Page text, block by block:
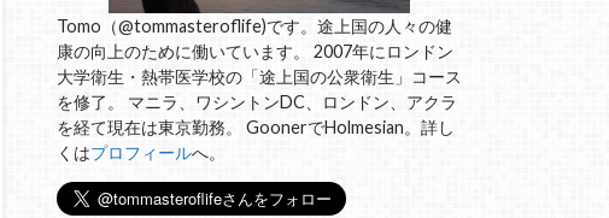
Tomo（@tommasteroflife)です。途上国の人々の健
康の向上のために働いています。 2007年にロンドン
大学衛生・熱帯医学校の「途上国の公衆衛生」コース
を修了。 マニラ、ワシントンDC、ロンドン、アクラ
を経て現在は東京勤務。 GoonerでHolmesian。詳し
くはプロフィールへ。